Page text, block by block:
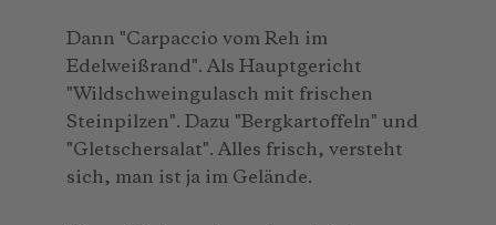
Dann "Carpaccio vom Reh im
Edelweißrand". Als Hauptgericht
"Wildschweingulasch mit frischen
Steinpilzen". Dazu "Bergkartoffeln" und
"Gletschersalat". Alles frisch, versteht
sich, man ist ja im Gelände.